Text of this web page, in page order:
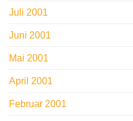
Juli 2001
Juni 2001
Mai 2001
April 2001
Februar 2001